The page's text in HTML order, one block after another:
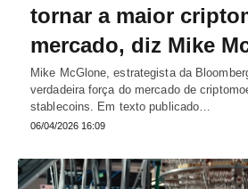
tornar a maior
mercado, diz Mike
Mike McGlone, estrategista da
verdadeira força do mercado de
stablecoins. Em texto publicado…
06/04/2026 16:09